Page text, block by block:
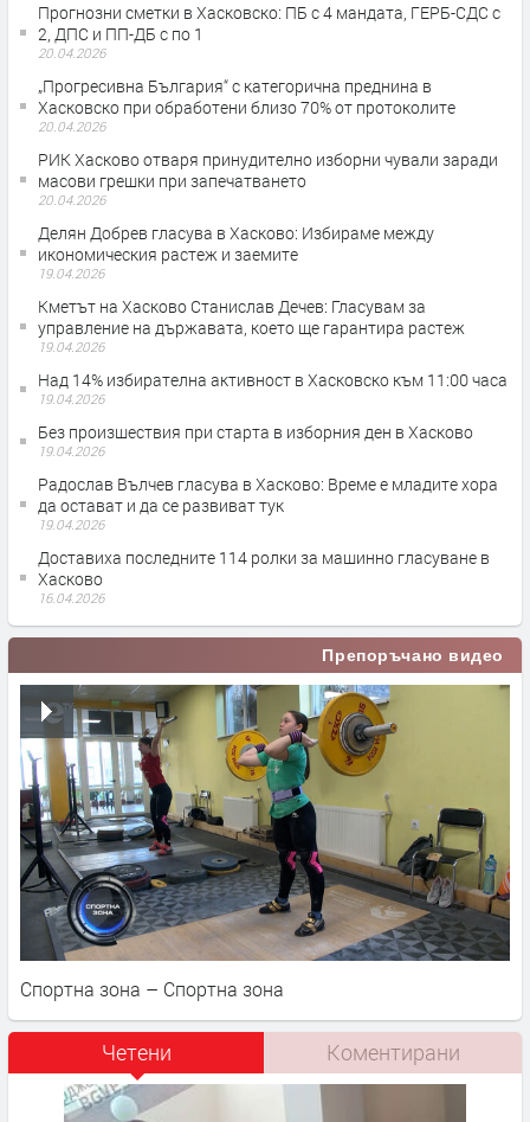
Прогнозни сметки в Хасковско: ПБ с 4 мандата, ГЕРБ-СДС с
2, ДПС и ПП-ДБ с по 1
20.04.2026
„Прогресивна България“ с категорична преднина в
Хасковско при обработени близо 70% от протоколите
20.04.2026
РИК Хасково отваря принудително изборни чували заради
масови грешки при запечатването
20.04.2026
Делян Добрев гласува в Хасково: Избираме между
икономическия растеж и заемите
19.04.2026
Кметът на Хасково Станислав Дечев: Гласувам за
управление на държавата, което ще гарантира растеж
19.04.2026
Над 14% избирателна активност в Хасковско към 11:00 часа
19.04.2026
Без произшествия при старта в изборния ден в Хасково
19.04.2026
Радослав Вълчев гласува в Хасково: Време е младите хора
да остават и да се развиват тук
19.04.2026
Доставиха последните 114 ролки за машинно гласуване в
Хасково
16.04.2026
Препоръчано видео
Спортна зона – Спортна зона
Четени Коментирани